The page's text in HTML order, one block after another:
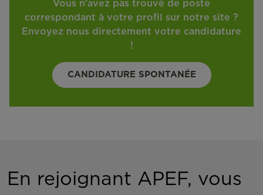
Vous n'avez pas trouvé de poste
correspondant à votre profil sur notre site ?
Envoyez nous directement votre candidature
!
CANDIDATURE SPONTANÉE
En rejoignant APEF, vous